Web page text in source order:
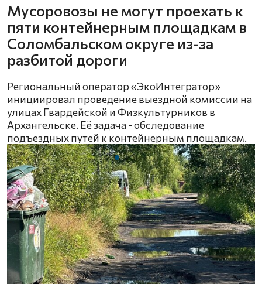
Мусоровозы не могут проехать к
пяти контейнерным площадкам в
Соломбальском округе из-за
разбитой дороги
Региональный оператор «ЭкоИнтегратор»
инициировал проведение выездной комиссии на
улицах Гвардейской и Физкультурников в
Архангельске. Её задача - обследование
подъездных путей к контейнерным площадкам.